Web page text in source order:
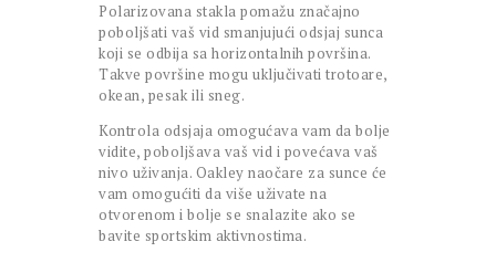
Polarizovana stakla pomažu značajno
poboljšati vaš vid smanjujući odsjaj sunca
koji se odbija sa horizontalnih površina.
Takve površine mogu uključivati trotoare,
okean, pesak ili sneg.
Kontrola odsjaja omogućava vam da bolje
vidite, poboljšava vaš vid i povećava vaš
nivo uživanja. Oakley naočare za sunce će
vam omogućiti da više uživate na
otvorenom i bolje se snalazite ako se
bavite sportskim aktivnostima.